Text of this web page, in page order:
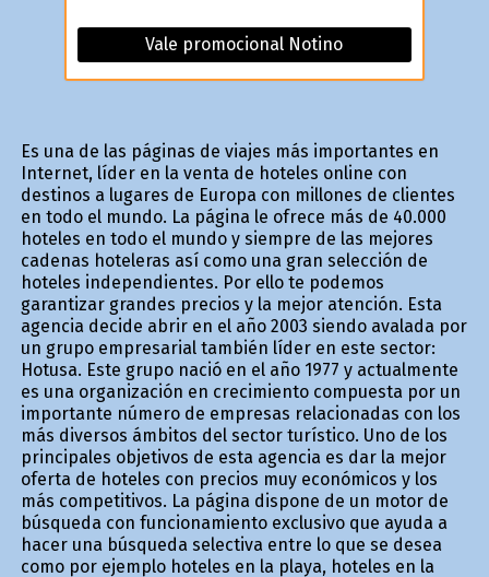
Vale promocional Notino
Es una de las páginas de viajes más importantes en
Internet, líder en la venta de hoteles online con
destinos a lugares de Europa con millones de clientes
en todo el mundo. La página le ofrece más de 40.000
hoteles en todo el mundo y siempre de las mejores
cadenas hoteleras así como una gran selección de
hoteles independientes. Por ello te podemos
garantizar grandes precios y la mejor atención. Esta
agencia decide abrir en el año 2003 siendo avalada por
un grupo empresarial también líder en este sector:
Hotusa. Este grupo nació en el año 1977 y actualmente
es una organización en crecimiento compuesta por un
importante número de empresas relacionadas con los
más diversos ámbitos del sector turístico. Uno de los
principales objetivos de esta agencia es dar la mejor
oferta de hoteles con precios muy económicos y los
más competitivos. La página dispone de un motor de
búsqueda con funcionamiento exclusivo que ayuda a
hacer una búsqueda selectiva entre lo que se desea
como por ejemplo hoteles en la playa, hoteles en la